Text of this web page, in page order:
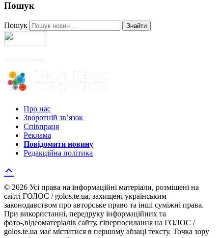
Пошук
Пошук Знайти
Про нас
Зворотній зв’язок
Співпраця
Реклама
Повідомити новину
Редакційна політика
© 2026 Усі права на інформаційні матеріали, розміщені на
сайті ГОЛОС / golos.te.ua, захищені українським
законодавством про авторське право та інші суміжні права.
При використанні, передруку інформаційних та
фото-,відеоматеріалів сайту, гіперпосилання на ГОЛОС /
golos.te.ua має міститися в першому абзаці тексту. Точка зору